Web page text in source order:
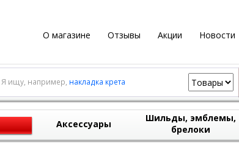
О магазине Отзывы Акции Новости
Я ищу, например, накладка крета
Аксессуары
Шильды, эмблемы,
брелоки